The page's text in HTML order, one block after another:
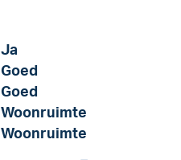
Ja
Goed
Goed
Woonruimte
Woonruimte